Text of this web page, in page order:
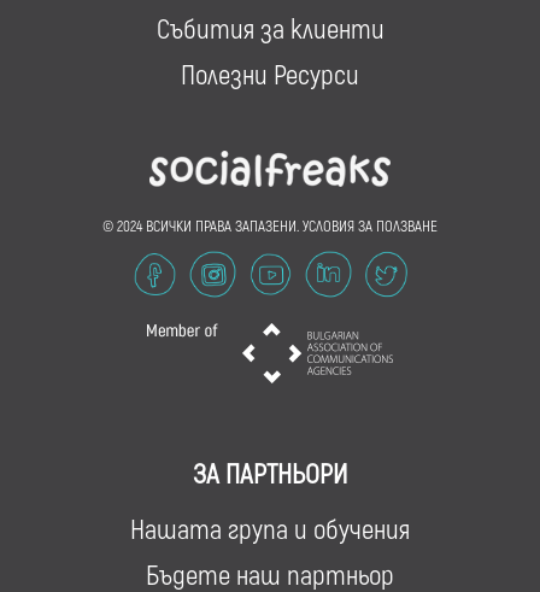
Събития за клиенти
Полезни Ресурси
© 2024 ВСИЧКИ ПРАВА ЗАПАЗЕНИ. УСЛОВИЯ ЗА ПОЛЗВАНЕ
ЗА ПАРТНЬОРИ
Нашата група и обучения
Бъдете наш партньор